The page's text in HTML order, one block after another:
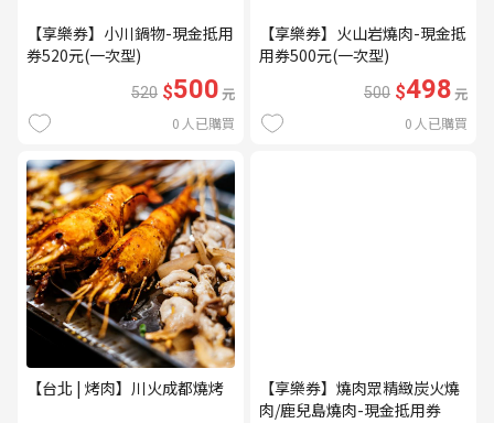
【享樂券】小川鍋物-現金抵用
券520元(一次型)
520 $500元
0 人已購買
【享樂券】火山岩燒肉-現金抵
用券500元(一次型)
500 $498元
0 人已購買
【台北 | 烤肉】川火成都燒烤
【享樂券】燒肉眾精緻炭火燒
肉/鹿兒島燒肉-現金抵用券